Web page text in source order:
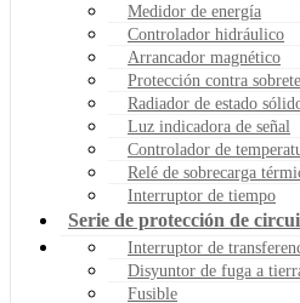
Medidor de energía
Controlador hidráulico
Arrancador magnético
Protección contra
Radiador de estado
Luz indicadora de señal
Controlador de
Relé de sobrecarga
Interruptor de tiempo
Serie de protección de
Interruptor de
Disyuntor de fuga a
Fusible